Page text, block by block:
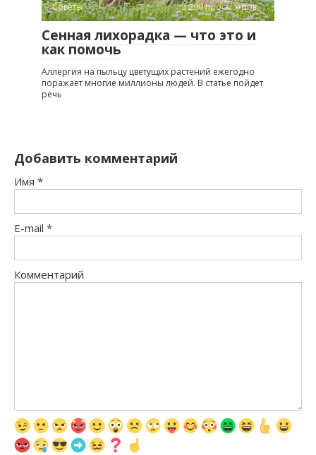
Советы 290 просмотров
Сенная лихорадка — что это и
как помочь
Аллергия на пыльцу цветущих растений ежегодно
поражает многие миллионы людей. В статье пойдет
речь
Добавить комментарий
Имя *
E-mail *
Комментарий